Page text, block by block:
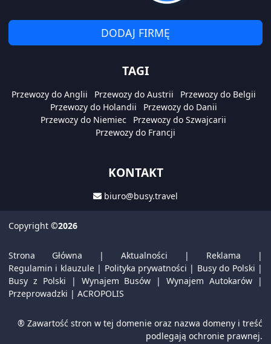
DODAJ FIRMĘ
TAGI
Przewozy do Anglii Przewozy do Austrii
Przewozy do Belgii
Przewozy do Holandii
Przewozy do Danii
Przewozy do Niemiec
Przewozy do Szwajcarii
Przewozy do Francji
KONTAKT
biuro@busy.travel
Copyright ©2026
Strona Główna | Aktualności | Reklama |
Regulamin i klauzule| Polityka prywatności | Busy do Polski |
Busy z Polski | Wynajem Busów |Wynajem Autokarów |
Przeprowadzki | ACROPOLIS
® Zawartość stron w tej domenie oraz nazwa domeny i treść
podlegają ochronie prawnej.